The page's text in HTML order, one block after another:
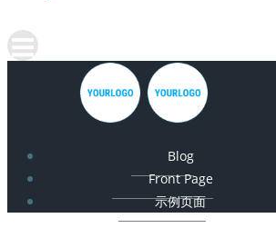
Blog
Front Page
示例页面